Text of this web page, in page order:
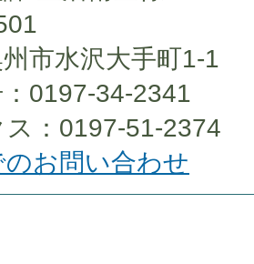
市水沢大手町1-1
0197-34-2341
ス：0197-51-2374
のお問い合わせ